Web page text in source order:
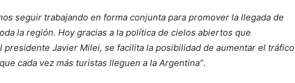
seguir trabajando en forma conjunta para promover la llegada de
la región. Hoy gracias a la política de cielos abiertos que
Javier Milei, se facilita la posibilidad de aumentar el tráfico
cada vez más turistas lleguen a la Argentina”.